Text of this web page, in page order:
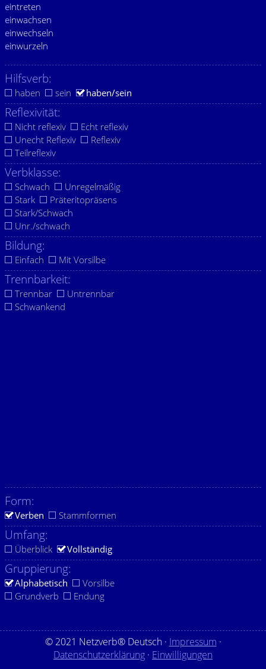
eintreten
einwachsen
einwechseln
einwurzeln
Hilfsverb:
haben sein haben/sein
Reflexivität:
Nicht reflexiv
Echt reflexiv
Unecht Reflexiv
Reflexiv
Teilreflexiv
Verbklasse:
Schwach
Unregelmäßig
Stark
Präteritopräsens
Stark/Schwach
Unr./schwach
Bildung:
Einfach Mit Vorsilbe
Trennbarkeit:
Trennbar
Untrennbar
Schwankend
Form:
Verben Stammformen
Umfang:
Überblick Vollständig
Gruppierung:
Alphabetisch
Vorsilbe
Grundverb
Endung
© 2021 Netzverb® Deutsch · Impressum ·
Datenschutzerklärung · Einwilligungen